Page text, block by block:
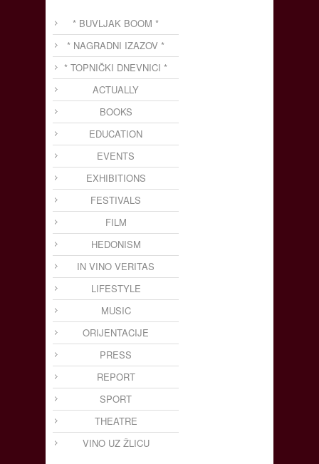
* BUVLJAK BOOM *
* NAGRADNI IZAZOV *
* TOPNIČKI DNEVNICI *
ACTUALLY
BOOKS
EDUCATION
EVENTS
EXHIBITIONS
FESTIVALS
FILM
HEDONISM
IN VINO VERITAS
LIFESTYLE
MUSIC
ORIJENTACIJE
PRESS
REPORT
SPORT
THEATRE
VINO UZ ŽLICU